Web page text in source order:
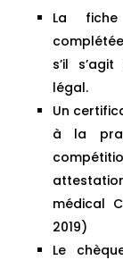
La fiche
s’il
légal.
Un
à la
médical
2019)
Le